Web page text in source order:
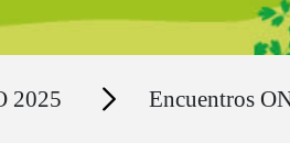
2025 Secciones Encuentros